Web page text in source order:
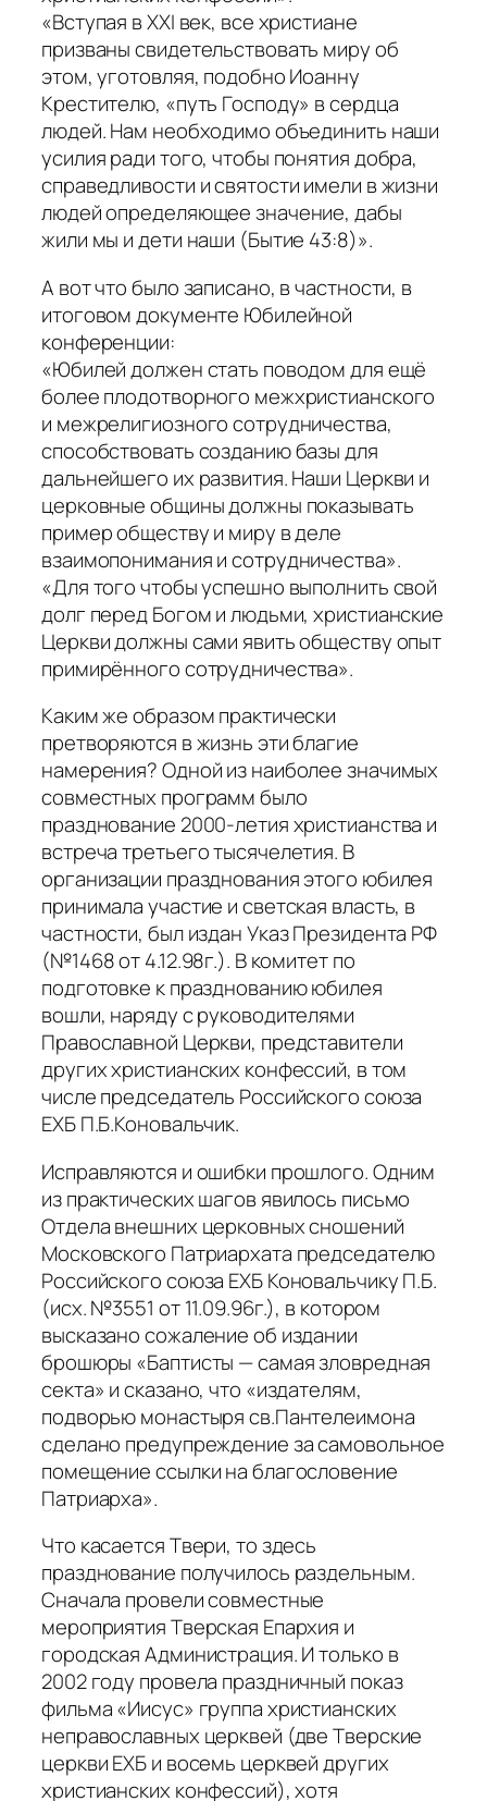
«Вступая в XXI век, все христиане
призваны свидетельствовать миру об
этом, уготовляя, подобно Иоанну
Крестителю, «путь Господу» в сердца
людей. Нам необходимо объединить наши
усилия ради того, чтобы понятия добра,
справедливости и святости имели в жизни
людей определяющее значение, дабы
жили мы и дети наши (Бытие 43:8)».
А вот что было записано, в частности, в
итоговом документе Юбилейной
конференции:
«Юбилей должен стать поводом для ещё
более плодотворного межхристианского
и межрелигиозного сотрудничества,
способствовать созданию базы для
дальнейшего их развития. Наши Церкви и
церковные общины должны показывать
пример обществу и миру в деле
взаимопонимания и сотрудничества».
«Для того чтобы успешно выполнить свой
долг перед Богом и людьми, христианские
Церкви должны сами явить обществу опыт
примирённого сотрудничества».
Каким же образом практически
претворяются в жизнь эти благие
намерения? Одной из наиболее значимых
совместных программ было
празднование 2000-летия христианства и
встреча третьего тысячелетия. В
организации празднования этого юбилея
принимала участие и светская власть, в
частности, был издан Указ Президента РФ
(№1468 от 4.12.98г.). В комитет по
подготовке к празднованию юбилея
вошли, наряду с руководителями
Православной Церкви, представители
других христианских конфессий, в том
числе председатель Российского союза
ЕХБ П.Б.Коновальчик.
Исправляются и ошибки прошлого. Одним
из практических шагов явилось письмо
Отдела внешних церковных сношений
Московского Патриархата председателю
Российского союза ЕХБ Коновальчику П.Б.
(исх. №3551 от 11.09.96г.), в котором
высказано сожаление об издании
брошюры «Баптисты — самая зловредная
секта» и сказано, что «издателям,
подворью монастыря св.Пантелеимона
сделано предупреждение за самовольное
помещение ссылки на благословение
Патриарха».
Что касается Твери, то здесь
празднование получилось раздельным.
Сначала провели совместные
мероприятия Тверская Епархия и
городская Администрация. И только в
2002 году провела праздничный показ
фильма «Иисус» группа христианских
неправославных церквей (две Тверские
церкви ЕХБ и восемь церквей других
христианских конфессий), хотя